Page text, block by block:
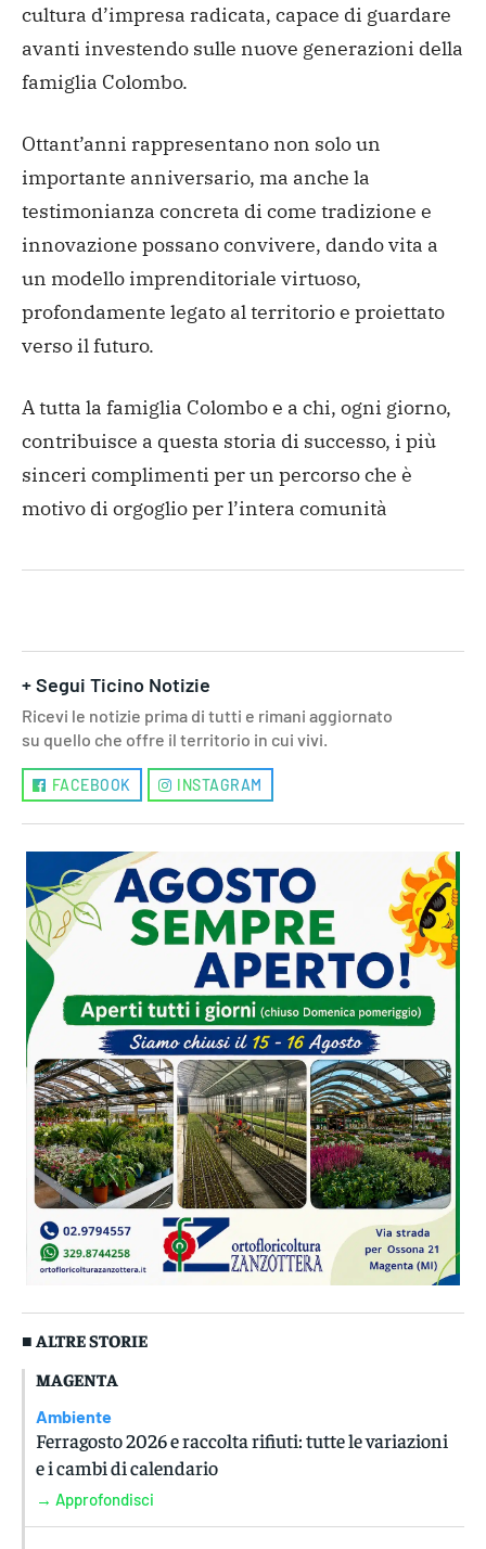
cultura d’impresa radicata, capace di guardare
avanti investendo sulle nuove generazioni della
famiglia Colombo.
Ottant’anni rappresentano non solo un
importante anniversario, ma anche la
testimonianza concreta di come tradizione e
innovazione possano convivere, dando vita a
un modello imprenditoriale virtuoso,
profondamente legato al territorio e proiettato
verso il futuro.
A tutta la famiglia Colombo e a chi, ogni giorno,
contribuisce a questa storia di successo, i più
sinceri complimenti per un percorso che è
motivo di orgoglio per l’intera comunità
+ Segui Ticino Notizie
Ricevi le notizie prima di tutti e rimani aggiornato
su quello che offre il territorio in cui vivi.
FACEBOOK INSTAGRAM
■ ALTRE STORIE
MAGENTA
Ambiente
Ferragosto 2026 e raccolta rifiuti: tutte le variazioni
e i cambi di calendario
→ Approfondisci